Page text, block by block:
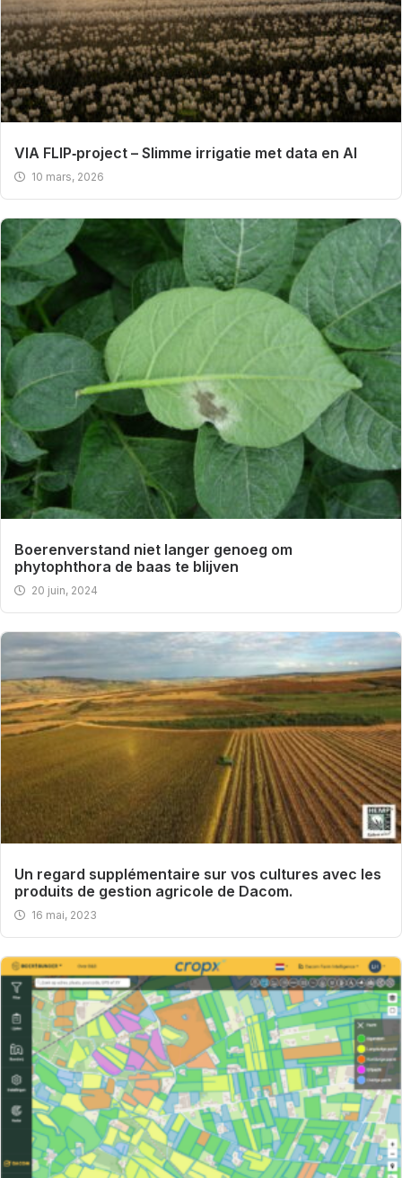
VIA FLIP‑project – Slimme irrigatie met data en AI
10 mars, 2026
Boerenverstand niet langer genoeg om
phytophthora de baas te blijven
20 juin, 2024
Un regard supplémentaire sur vos cultures avec les
produits de gestion agricole de Dacom.
16 mai, 2023